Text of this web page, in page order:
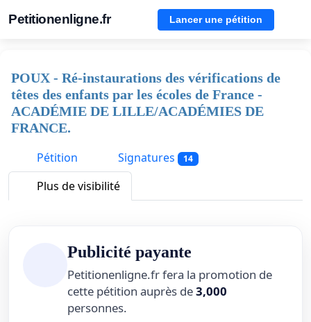
Petitionenligne.fr Lancer une pétition
POUX - Ré-instaurations des vérifications de
têtes des enfants par les écoles de France -
ACADÉMIE DE LILLE/ACADÉMIES DE
FRANCE.
Pétition
Signatures 14
Plus de visibilité
Publicité payante
Petitionenligne.fr fera la promotion de
cette pétition auprès de3,000
personnes.